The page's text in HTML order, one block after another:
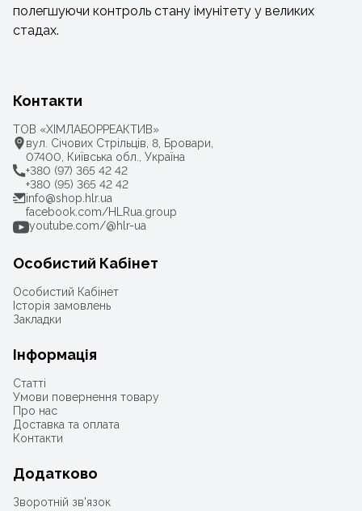
полегшуючи контроль стану імунітету у великих
стадах.
Контакти
ТОВ «ХІМЛАБОРРЕАКТИВ»
вул. Січових Стрільців, 8, Бровари,
07400, Київська обл., Україна
+380 (97) 365 42 42
+380 (95) 365 42 42
info@shop.hlr.ua
facebook.com/HLRua.group
youtube.com/@hlr-ua
Особистий Кабінет
Особистий Кабінет
Історія замовлень
Закладки
Інформація
Статті
Умови повернення товару
Про нас
Доставка та оплата
Контакти
Додатково
Зворотній зв'язок